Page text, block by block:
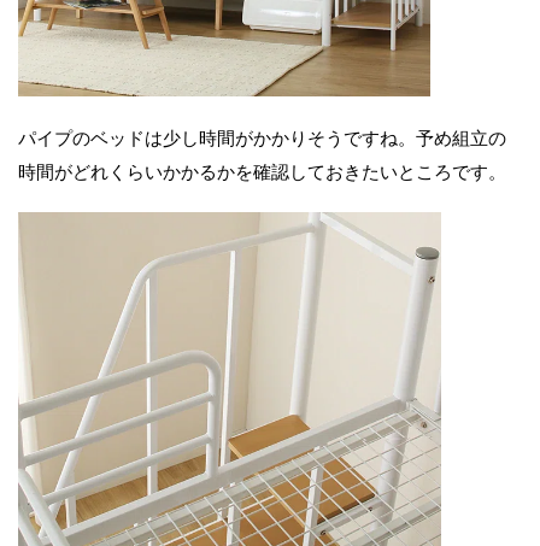
パイプのベッドは少し時間がかかりそうですね。予め組立の
時間がどれくらいかかるかを確認しておきたいところです。